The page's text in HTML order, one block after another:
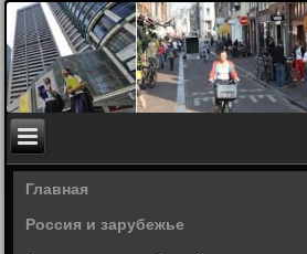
Главная
Россия и зарубежье